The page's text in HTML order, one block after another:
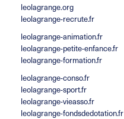
leolagrange.org
leolagrange-recrute.fr
leolagrange-animation.fr
leolagrange-petite-enfance.fr
leolagrange-formation.fr
leolagrange-conso.fr
leolagrange-sport.fr
leolagrange-vieasso.fr
leolagrange-fondsdedotation.fr